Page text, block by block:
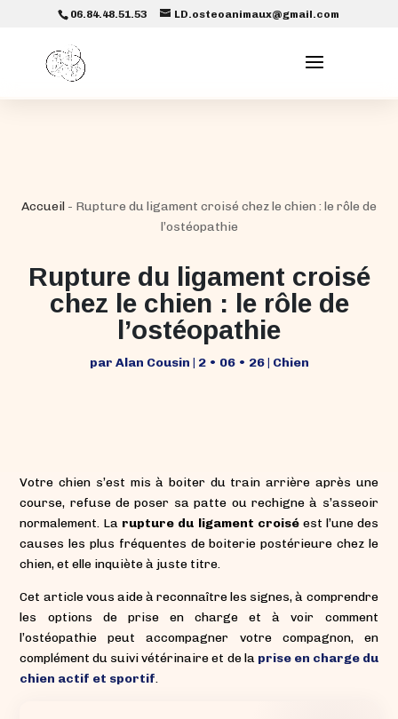
06.84.48.51.53 LD.osteoanimaux@gmail.com
Accueil - Rupture du ligament croisé chez le chien : le rôle de
l’ostéopathie
Rupture du ligament croisé
chez le chien : le rôle de
l’ostéopathie
par Alan Cousin | 2 • 06 • 26| Chien
Votre chien s’est mis à boiter du train arrière après une
course, refuse de poser sa patte ou rechigne à s’asseoir
normalement. La rupture du ligament croiséest l’une des
causes les plus fréquentes de boiterie postérieure chez le
chien, et elle inquiète à juste titre.
Cet article vous aide à reconnaître les signes, à comprendre
les options de prise en charge et à voir comment
l’ostéopathie peut accompagner votre compagnon, en
complément du suivi vétérinaire et de la prise en charge du
chien actif et sportif.